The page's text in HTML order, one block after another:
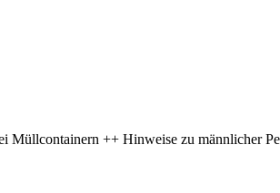
Müllcontainern ++ Hinweise zu männlicher